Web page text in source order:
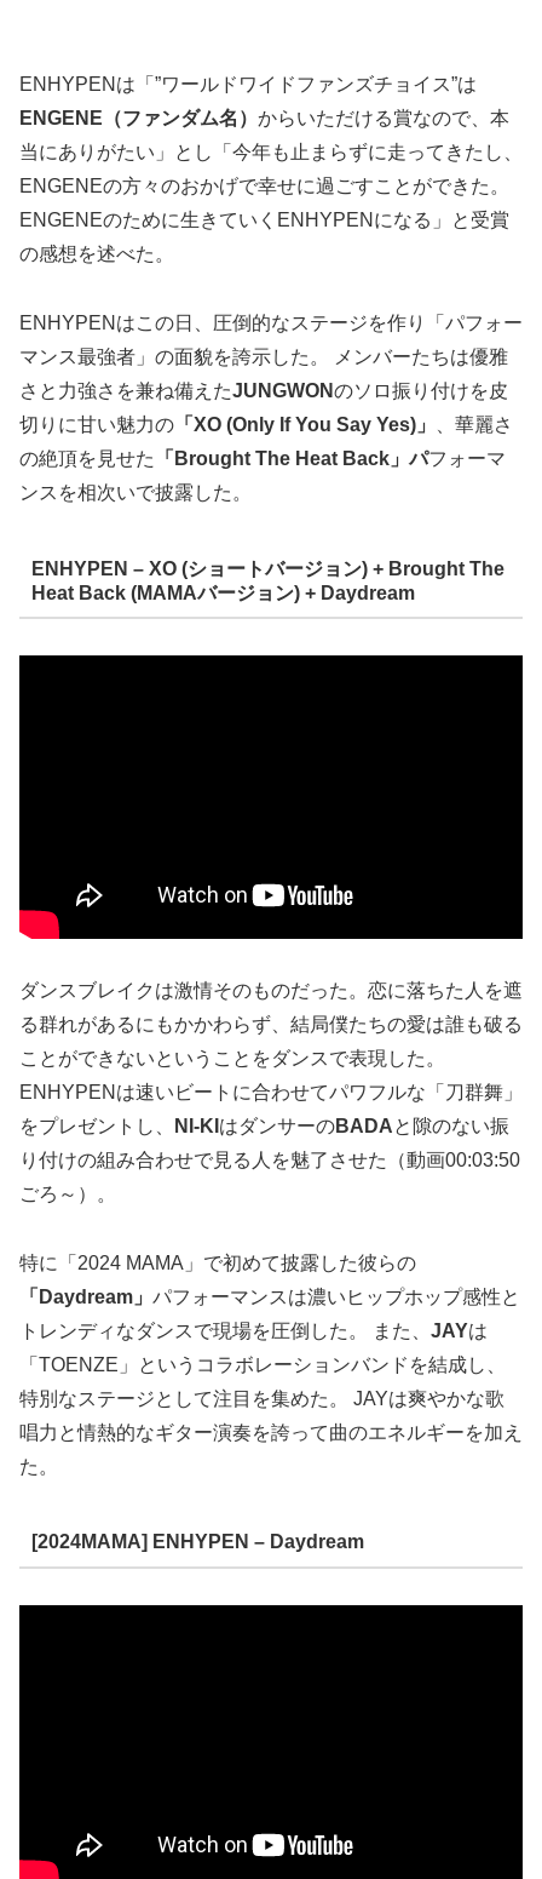
ENHYPENは「”ワールドワイドファンズチョイス”は
ENGENE（ファンダム名） からいただける賞なので、本
当にありがたい」とし「今年も止まらずに走ってきたし、
ENGENEの方々のおかげで幸せに過ごすことができた。
ENGENEのために生きていくENHYPENになる」と受賞
の感想を述べた。
ENHYPENはこの日、圧倒的なステージを作り「パフォー
マンス最強者」の面貌を誇示した。 メンバーたちは優雅
さと力強さを兼ね備えたJUNGWONのソロ振り付けを皮
切りに甘い魅力の 「XO (Only If You Say Yes)」
、華麗さ
の絶頂を見せた
「Brought The Heat Back」パフォーマ
ンスを相次いで披露した。
ENHYPEN – XO (ショートバージョン) + Brought The
Heat Back (MAMAバージョン) + Daydream
ダンスブレイクは激情そのものだった。恋に落ちた人を遮
る群れがあるにもかかわらず、結局僕たちの愛は誰も破る
ことができないということをダンスで表現した。
ENHYPENは速いビートに合わせてパワフルな「刀群舞」
をプレゼントし、
NI-KI はダンサーのBADAと隙のない振
り付けの組み合わせで見る人を魅了させた（動画00:03:50
ごろ～）。
特に「2024 MAMA」で初めて披露した彼らの
「Daydream」 パフォーマンスは濃いヒップホップ感性と
トレンディなダンスで現場を圧倒した。 また、 JAYは
「TOENZE」というコラボレーションバンドを結成し、
特別なステージとして注目を集めた。 JAYは爽やかな歌
唱力と情熱的なギター演奏を誇って曲のエネルギーを加え
た。
[2024MAMA] ENHYPEN – Daydream